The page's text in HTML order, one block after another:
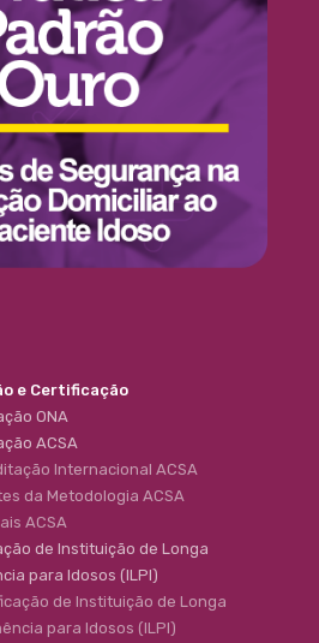
e Certificação
ONA
ACSA
Internacional ACSA
da Metodologia ACSA
ACSA
de Instituição de Longa
para Idosos (ILPI)
de Instituição de Longa
para Idosos (ILPI)